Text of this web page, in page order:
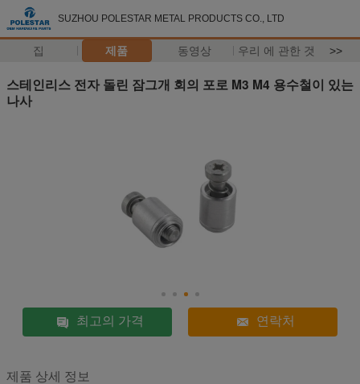
SUZHOU POLESTAR METAL PRODUCTS CO., LTD
집 제품 동영상 우리 에 관한 것 >>
스테인리스 전자 돌린 잠그개 회의 포로 M3 M4 용수철이 있는
나사
최고의 가격 연락처
제품 상세 정보